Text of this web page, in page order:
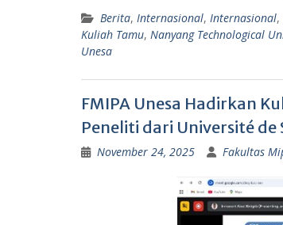
p
p
a
Berita, Internasional, Internasional,
Kuliah Tamu, Nanyang Technological
Unesa
FMIPA Unesa Hadirkan
Peneliti dari Université
November 24, 2025 Fakultas